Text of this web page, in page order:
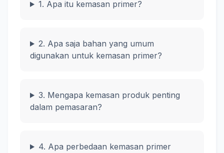
1. Apa itu kemasan primer?
2. Apa saja bahan yang umum
digunakan untuk kemasan primer?
3. Mengapa kemasan produk penting
dalam pemasaran?
4. Apa perbedaan kemasan primer